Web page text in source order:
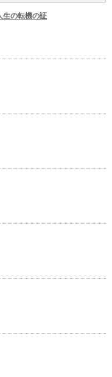
生の転機の証